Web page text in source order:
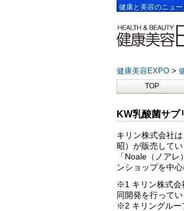
健康と美容のニュ
健康美容EXPO
TOP
KW乳酸菌サプ
キリン株式会社
昭）が販売して
「Noale（ノア
ンショップを中心
※1 キリン株式会
同開発を行ってい
※2 キリングルー